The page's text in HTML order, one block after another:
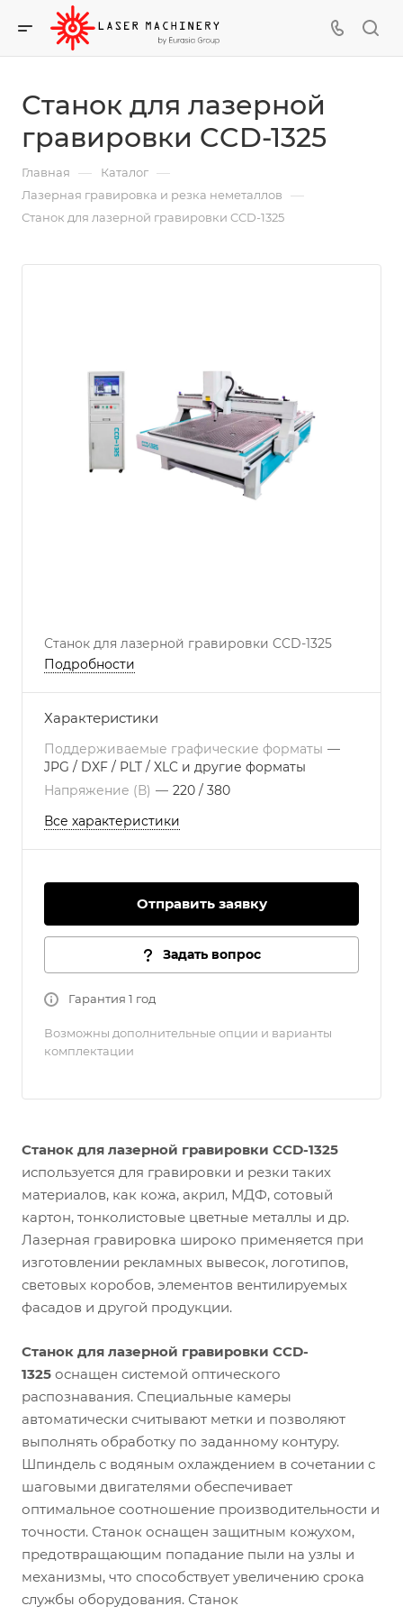
Станок для лазерной
гравировки CCD-1325
Главная — Каталог —
Лазерная гравировка и резка неметаллов —
Станок для лазерной гравировки CCD-1325
Станок для лазерной гравировки CCD-1325
Подробности
Характеристики
Поддерживаемые графические форматы —
JPG / DXF / PLT / XLC и другие форматы
Напряжение (В) — 220 / 380
Все характеристики
Отправить заявку
Задать вопрос
Гарантия 1 год
Возможны дополнительные опции и варианты
комплектации
Станок для лазерной гравировки CCD-1325
используется для гравировки и резки таких
материалов, как кожа, акрил, МДФ, сотовый
картон, тонколистовые цветные металлы и др.
Лазерная гравировка широко применяется при
изготовлении рекламных вывесок, логотипов,
световых коробов, элементов вентилируемых
фасадов и другой продукции.
Станок для лазерной гравировки CCD-
1325 оснащен системой оптического
распознавания. Специальные камеры
автоматически считывают метки и позволяют
выполнять обработку по заданному контуру.
Шпиндель с водяным охлаждением в сочетании с
шаговыми двигателями обеспечивает
оптимальное соотношение производительности и
точности. Станок оснащен защитным кожухом,
предотвращающим попадание пыли на узлы и
механизмы, что способствует увеличению срока
службы оборудования. Станок